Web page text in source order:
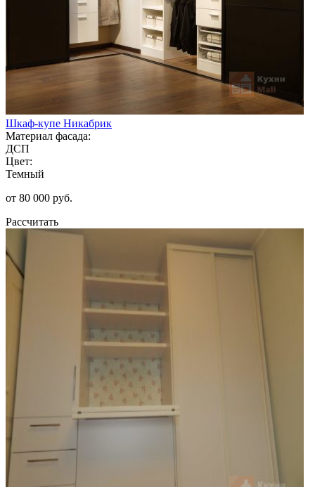
Шкаф-купе Никабрик
Материал фасада:
ДСП
Цвет:
Темный
от 80 000 руб.
Рассчитать